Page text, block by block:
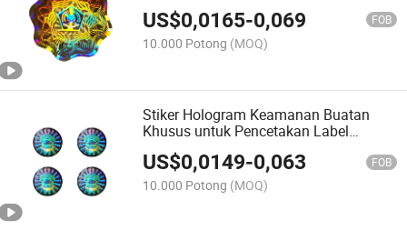
US$0,0165-0,069 FOB
10.000 Potong (MOQ)
Stiker Hologram Keamanan Buatan
Khusus untuk Pencetakan Label
Kemasan Makanan
US$0,0149-0,063 FOB
10.000 Potong (MOQ)